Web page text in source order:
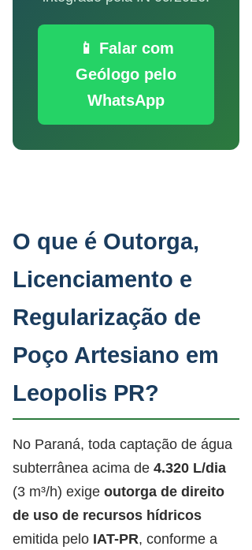
📱 Falar com
Geólogo pelo
WhatsApp
O que é Outorga,
Licenciamento e
Regularização de
Poço Artesiano em
Leopolis PR?
No Paraná, toda captação de água
subterrânea acima de 4.320 L/dia
(3 m³/h) exige outorga de direito
de uso de recursos hídricos
emitida pelo IAT-PR, conforme a